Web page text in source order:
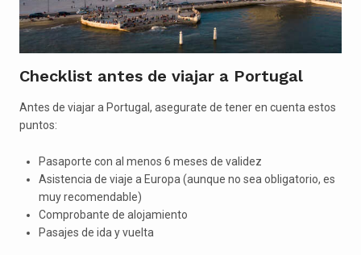
Checklist antes de viajar a Portugal
Antes de viajar a Portugal, asegurate de tener en cuenta estos
puntos:
Pasaporte con al menos 6 meses de validez
Asistencia de viaje a Europa (aunque no sea obligatorio, es
muy recomendable)
Comprobante de alojamiento
Pasajes de ida y vuelta